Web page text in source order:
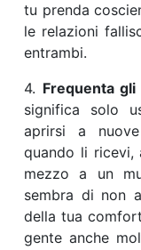
tu prenda
le relazioni
entrambi.
4. Frequenta gli
significa solo
aprirsi a
quando li ricevi,
mezzo a un
sembra di non
della tua
gente anche